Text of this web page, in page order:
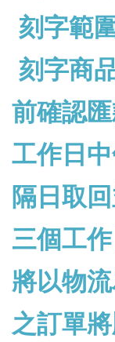
刻字範
刻字商
前確認
工作日
隔日取
三個工
將以物
之訂單